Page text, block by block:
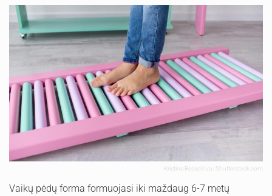
Kristina Bessolova | Shutterstock.com
Vaikų pėdų forma formuojasi iki maždaug 6-7 metų